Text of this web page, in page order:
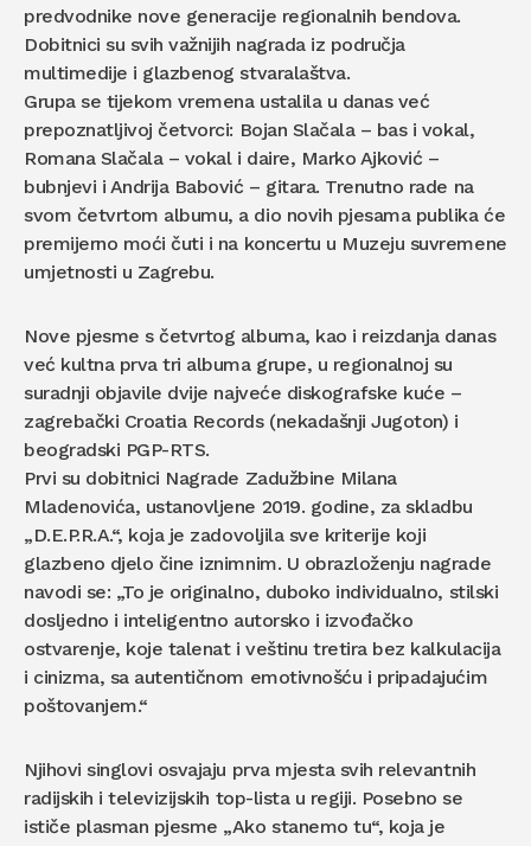
predvodnike nove generacije regionalnih bendova.
Dobitnici su svih važnijih nagrada iz područja
multimedije i glazbenog stvaralaštva.
Grupa se tijekom vremena ustalila u danas već
prepoznatljivoj četvorci: Bojan Slačala – bas i vokal,
Romana Slačala – vokal i daire, Marko Ajković –
bubnjevi i Andrija Babović – gitara. Trenutno rade na
svom četvrtom albumu, a dio novih pjesama publika će
premijerno moći čuti i na koncertu u Muzeju suvremene
umjetnosti u Zagrebu.
Nove pjesme s četvrtog albuma, kao i reizdanja danas
već kultna prva tri albuma grupe, u regionalnoj su
suradnji objavile dvije najveće diskografske kuće –
zagrebački Croatia Records (nekadašnji Jugoton) i
beogradski PGP-RTS.
Prvi su dobitnici Nagrade Zadužbine Milana
Mladenovića, ustanovljene 2019. godine, za skladbu
„D.E.P.R.A.“, koja je zadovoljila sve kriterije koji
glazbeno djelo čine iznimnim. U obrazloženju nagrade
navodi se: „To je originalno, duboko individualno, stilski
dosljedno i inteligentno autorsko i izvođačko
ostvarenje, koje talenat i veštinu tretira bez kalkulacija
i cinizma, sa autentičnom emotivnošću i pripadajućim
poštovanjem.“
Njihovi singlovi osvajaju prva mjesta svih relevantnih
radijskih i televizijskih top-lista u regiji. Posebno se
ističe plasman pjesme „Ako stanemo tu“, koja je